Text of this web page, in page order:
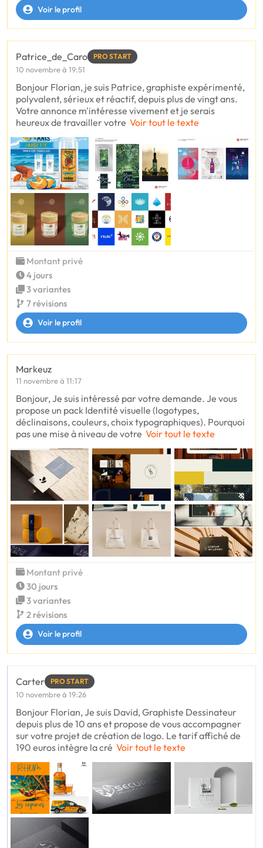
Voir le profil
Patrice_de_Caro PRO START
10 novembre à 19:51
Bonjour Florian, je suis Patrice, graphiste expérimenté,
polyvalent, sérieux et réactif, depuis plus de vingt ans.
Votre annonce m'intéresse vivement et je serais
heureux de travailler votre Voir tout le texte
Montant privé
4 jours
3 variantes
7 révisions
Voir le profil
Markeuz
11 novembre à 11:17
Bonjour, Je suis intéressé par votre demande. Je vous
propose un pack Identité visuelle (logotypes,
déclinaisons, couleurs, choix typographiques). Pourquoi
pas une mise à niveau de votre Voir tout le texte
Montant privé
30 jours
3 variantes
2 révisions
Voir le profil
Carter PRO START
10 novembre à 19:26
Bonjour Florian, Je suis David, Graphiste Dessinateur
depuis plus de 10 ans et propose de vous accompagner
sur votre projet de création de logo. Le tarif affiché de
190 euros intègre la cré Voir tout le texte